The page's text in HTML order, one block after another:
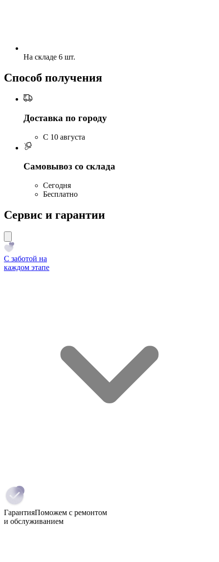
На складе 6 шт.
Способ получения
Доставка по городу
C 10 августа
Самовывоз со склада
Сегодня
Бесплатно
Сервис и гарантии
С заботой на
каждом этапе
ГарантияПоможем с ремонтом
и обслуживанием